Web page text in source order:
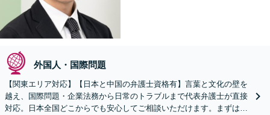
外国人・国際問題
【関東エリア対応】【日本と中国の弁護士資格有】言葉と文化の壁を
越え、国際問題・企業法務から日常のトラブルまで代表弁護士が直接
対応。日本全国どこからでも安心してご相談いただけます。まずは一